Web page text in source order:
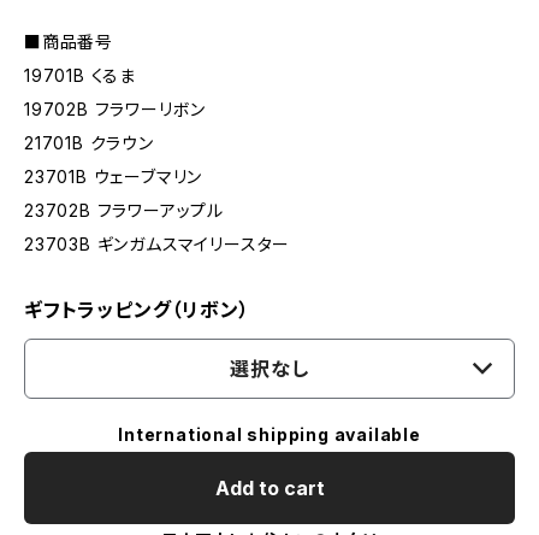
■商品番号
19701B くるま
19702B フラワーリボン
21701B クラウン
23701B ウェーブマリン
23702B フラワーアップル
23703B ギンガムスマイリースター
ギフトラッピング（リボン）
選択なし
International shipping available
Add to cart